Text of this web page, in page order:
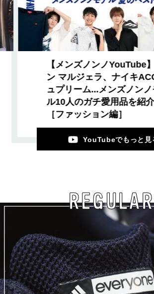
【メンズノンノYouTube
ン マルジェラ、ナイキ
ュプリーム...メンズノン
ル10人のガチ愛用品を紹介
［ファッション編］
YouTubeでもっと見
REGULAR